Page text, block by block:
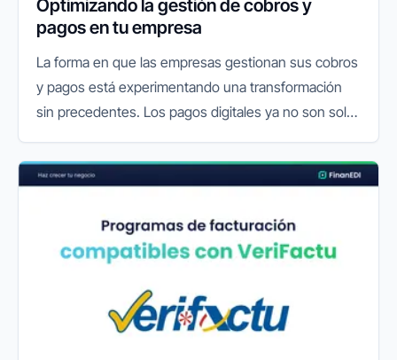
Optimizando la gestión de cobros y
pagos en tu empresa
La forma en que las empresas gestionan sus cobros
y pagos está experimentando una transformación
sin precedentes. Los pagos digitales ya no son solo
eficiencia operativa y la...